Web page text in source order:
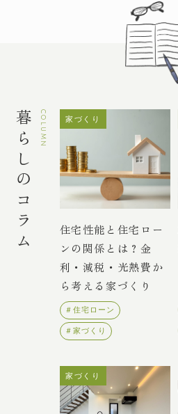
暮らしのコラム COLUMN 家づくり
住宅性能と住宅ロー
ンの関係とは？金
利・減税・光熱費か
ら考える家づくり
＃住宅ローン
＃家づくり
家づくり